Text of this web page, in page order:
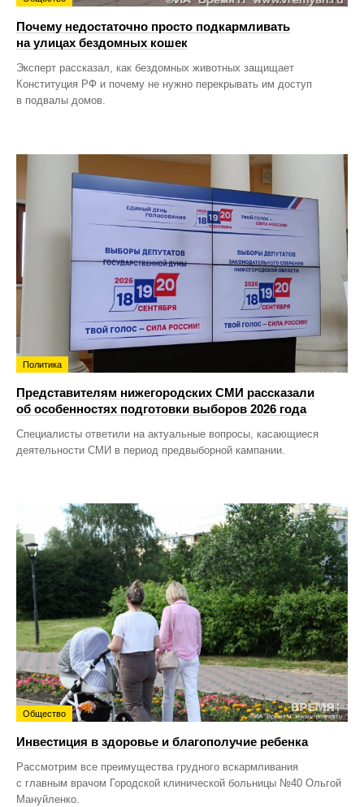
Почему недостаточно просто подкармливать
на улицах бездомных кошек
Эксперт рассказал, как бездомных животных защищает
Конституция РФ и почему не нужно перекрывать им доступ
в подвалы домов.
Политика
Представителям нижегородских СМИ рассказали
об особенностях подготовки выборов 2026 года
Специалисты ответили на актуальные вопросы, касающиеся
деятельности СМИ в период предвыборной кампании.
Общество
Инвестиция в здоровье и благополучие ребенка
Рассмотрим все преимущества грудного вскармливания
с главным врачом Городской клинической больницы №40 Ольгой
Мануйленко.